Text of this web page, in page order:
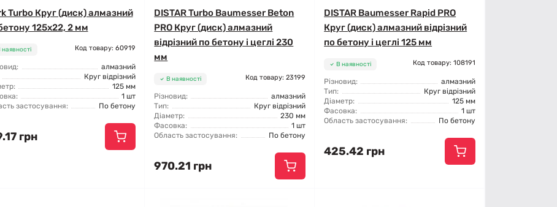
Turbo Круг (диск) алмазний
125x22, 2 мм
наявності Код товару: 60919
алмазний
Круг відрізний
125 мм
1 шт
застосування:
По бетону
грн
DISTAR Turbo Baumesser Beton
PRO Круг (диск) алмазний
відрізний по бетону і цеглі 230
мм
В наявності Код товару: 23199
Різновид:
алмазний
Тип:
Круг відрізний
Діаметр:
230 мм
Фасовка:
1 шт
Область застосування:
По бетону
970.21 грн
DISTAR Baumesser Rapid PRO
Круг (диск) алмазний відрізний
по бетону і цеглі 125 мм
В наявності Код товару: 108191
Різновид:
алмазний
Тип:
Круг відрізний
Діаметр:
125 мм
Фасовка:
1 шт
Область застосування:
По бетону
425.42 грн